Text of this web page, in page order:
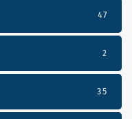
47
2
35